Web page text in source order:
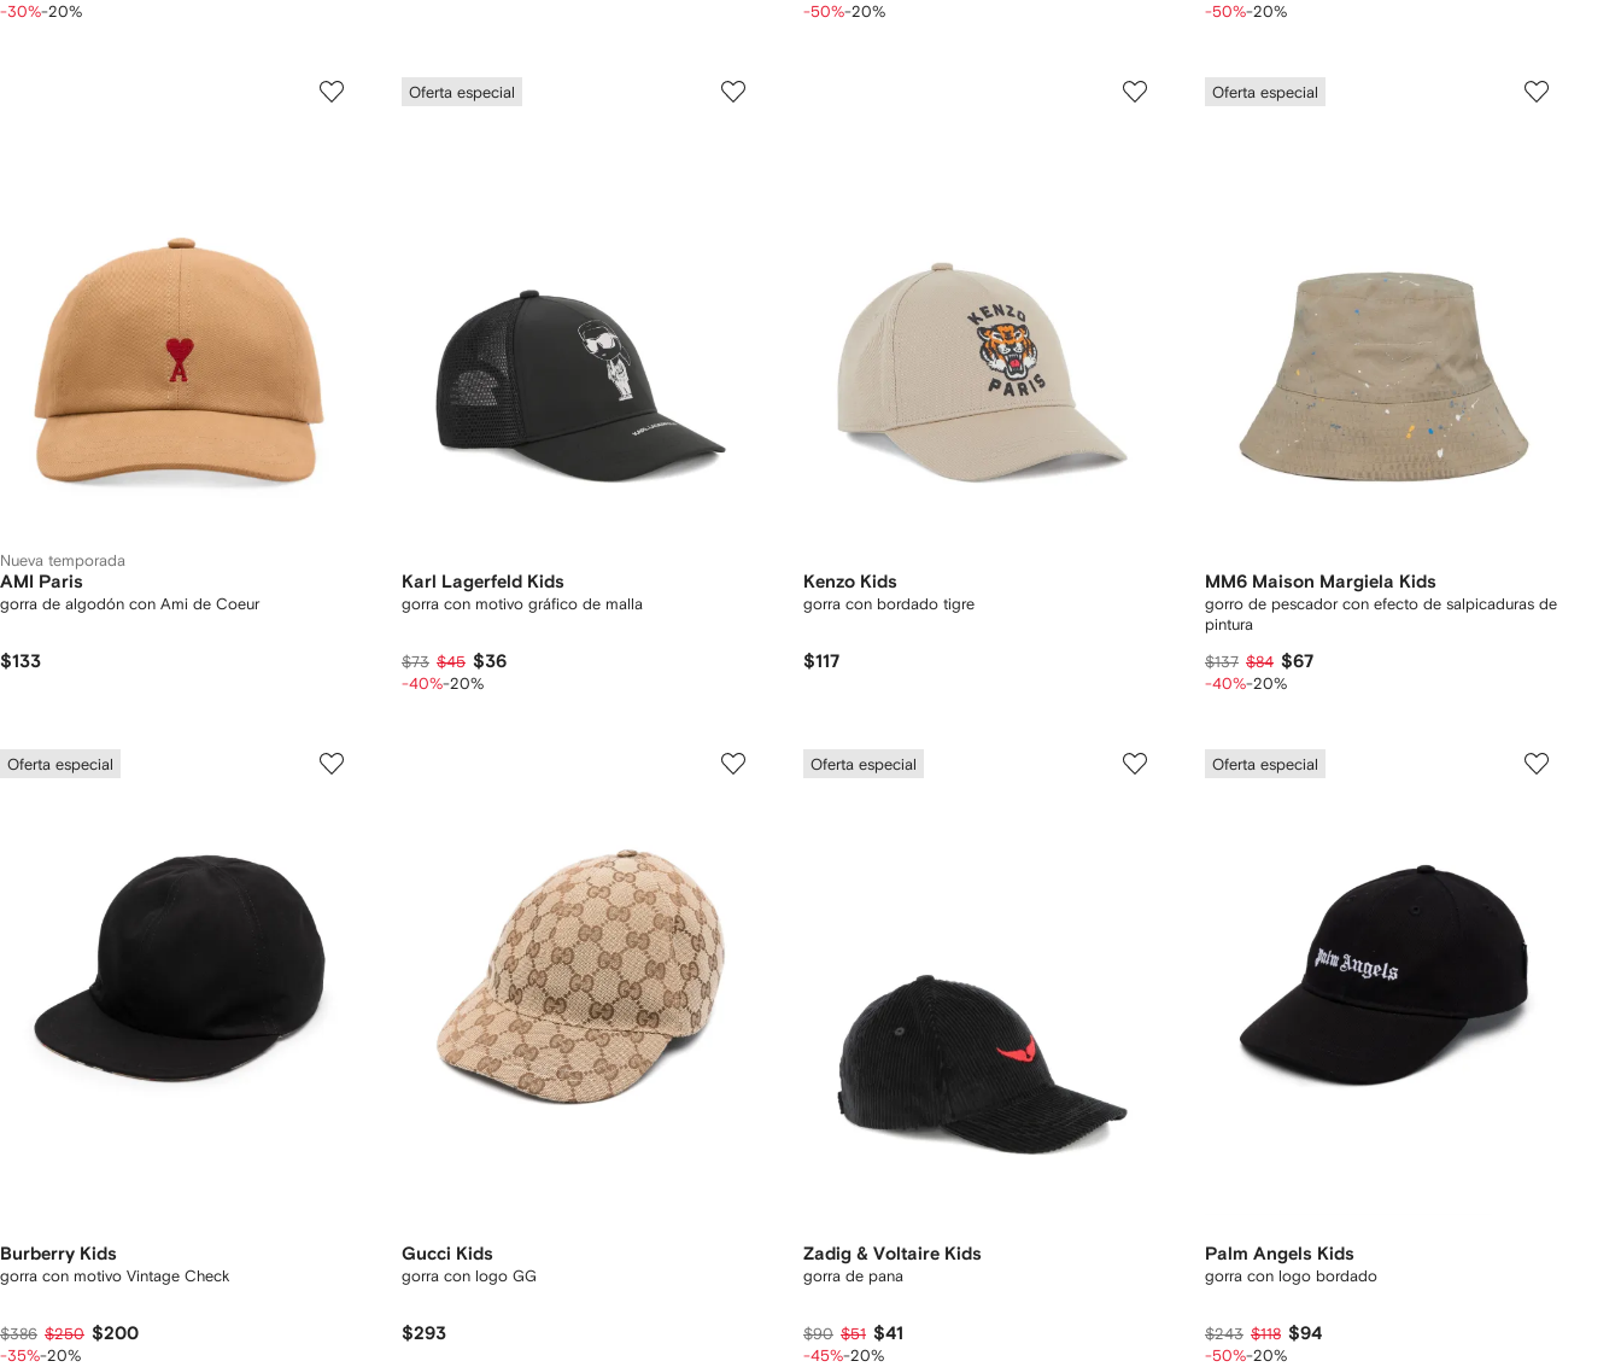
-30%-20% -50%-20% -50%-20%
Nueva temporada
AMI Paris
gorra de algodón con Ami de Coeur
$133
Oferta especial
Karl Lagerfeld Kids
gorra con motivo gráfico de malla
$73 $45 $36
-40%-20%
Kenzo Kids
gorra con bordado tigre
$117
Oferta especial
MM6 Maison Margiela Kids
gorro de pescador con efecto de salpicaduras de
pintura
$137 $84 $67
-40%-20%
Oferta especial
Burberry Kids
gorra con motivo Vintage Check
$386 $250 $200
-35%-20%
Gucci Kids
gorra con logo GG
$293
Oferta especial
Zadig & Voltaire Kids
gorra de pana
$90 $51 $41
-45%-20%
Oferta especial
Palm Angels Kids
gorra con logo bordado
$243 $118 $94
-50%-20%